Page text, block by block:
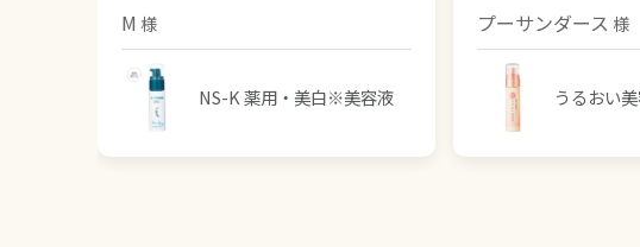
M
NS-K 薬用・美白※美容液
プーサンダース
うるおい